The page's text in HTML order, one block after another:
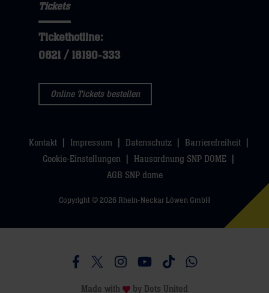
Tickets
Tickethotline:
0621 / 18190-333
Online Tickets bestellen
Kontakt Impressum Datenschutz
Barrierefreiheit
Cookie-Einstellungen
Hausordnung SNP DOME
AGB SNP dome
Copyright © 2026 Rhein-Neckar Löwen GmbH
Besucht uns auf Facebook
Besucht uns auf Twitter
Besucht uns auf Instagram
Besucht uns auf Youtube
Besucht uns auf
Besucht uns auf
Made with by Dots United